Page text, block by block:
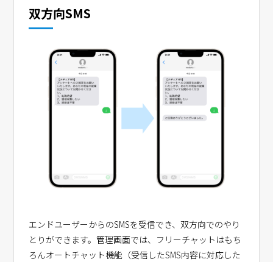
双方向SMS
エンドユーザーからのSMSを受信でき、双方向でのやり
とりができます。管理画面では、フリーチャットはもち
ろんオートチャット機能（受信したSMS内容に対応した